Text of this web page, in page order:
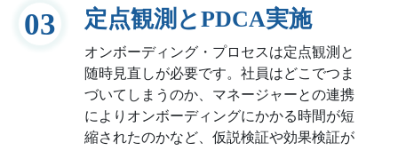
定点観測とPDCA実施
オンボーディング・プロセスは定点観測と
随時見直しが必要です。社員はどこでつま
づいてしまうのか、マネージャーとの連携
によりオンボーディングにかかる時間が短
縮されたのかなど、仮説検証や効果検証が
03